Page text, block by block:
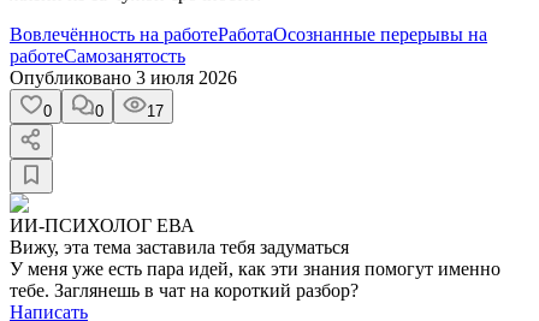
Вовлечённость на работеРаботаОсознанные перерывы на
работеСамозанятость
Опубликовано 3 июля 2026
0 0 17
ИИ-ПСИХОЛОГ ЕВА
Вижу, эта тема заставила тебя задуматься
У меня уже есть пара идей, как эти знания помогут именно
тебе. Заглянешь в чат на короткий разбор?
Написать